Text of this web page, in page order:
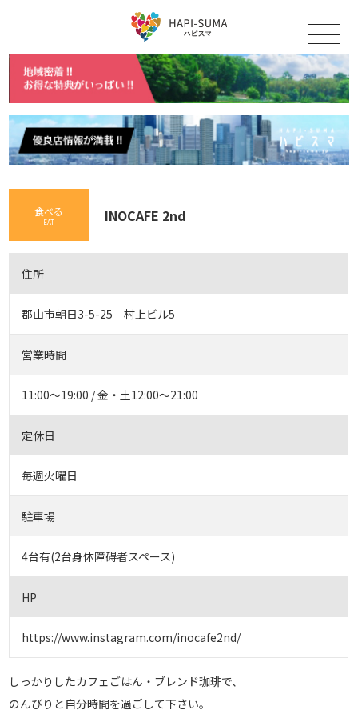
食べる
EAT INOCAFE 2nd
住所
郡山市朝日3-5-25 村上ビル5
営業時間
11:00～19:00 / 金・土12:00～21:00
定休日
毎週火曜日
駐車場
4台有(2台身体障碍者スペース)
HP
https://www.instagram.com/inocafe2nd/
しっかりしたカフェごはん・ブレンド珈琲で、
のんびりと自分時間を過ごして下さい。